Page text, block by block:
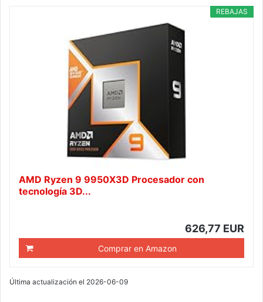
REBAJAS
AMD Ryzen 9 9950X3D Procesador con
tecnología 3D...
626,77 EUR
Comprar en Amazon
Última actualización el 2026-06-09